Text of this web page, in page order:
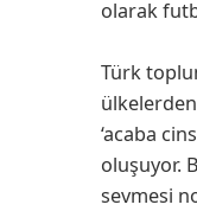
olarak
Türk
‘acaba
oluşuyor.
sevmesi